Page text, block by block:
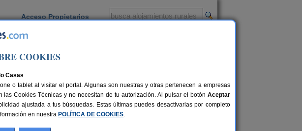
Acceso Propietarios
COOKIES
Casas.
o tablet al visitar el portal. Algunas son nuestras y otras pertenecen a empresas
Cookies Técnicas y no necesitan de tu autorización. Al pulsar el botón Aceptar
ajustada a tus búsquedas. Estas últimas puedes desactivarlas por completo
en nuestra POLÍTICA DE COOKIES.